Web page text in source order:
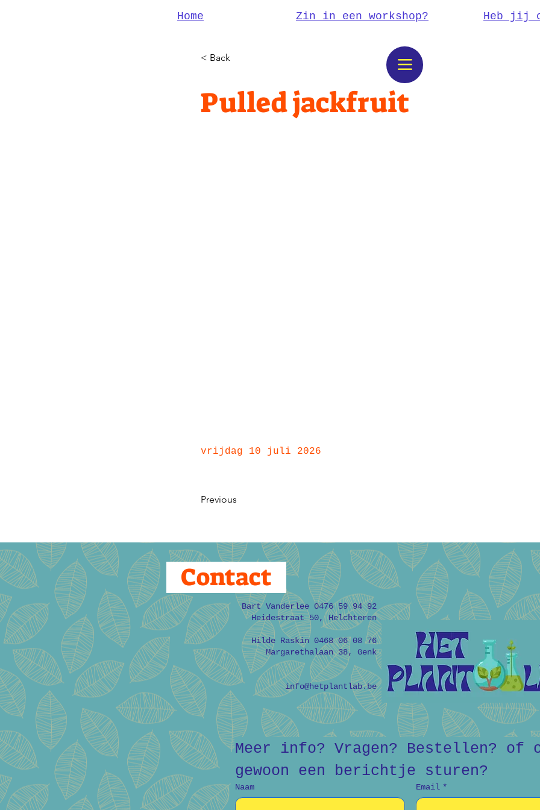
Home Zin in een workshop? Heb jij
< Back
Pulled jackfruit
vrijdag 10 juli 2026
Previous
Bart Vanderlee 0476 59 94 92
Heidestraat 50, Helchteren
Hilde Raskin 0468 06 08 76
Margarethalaan 38, Genk
info@hetplantlab.be
Contact
Meer info? Vragen? Bestellen? of
gewoon een berichtje sturen?
Naam Email *